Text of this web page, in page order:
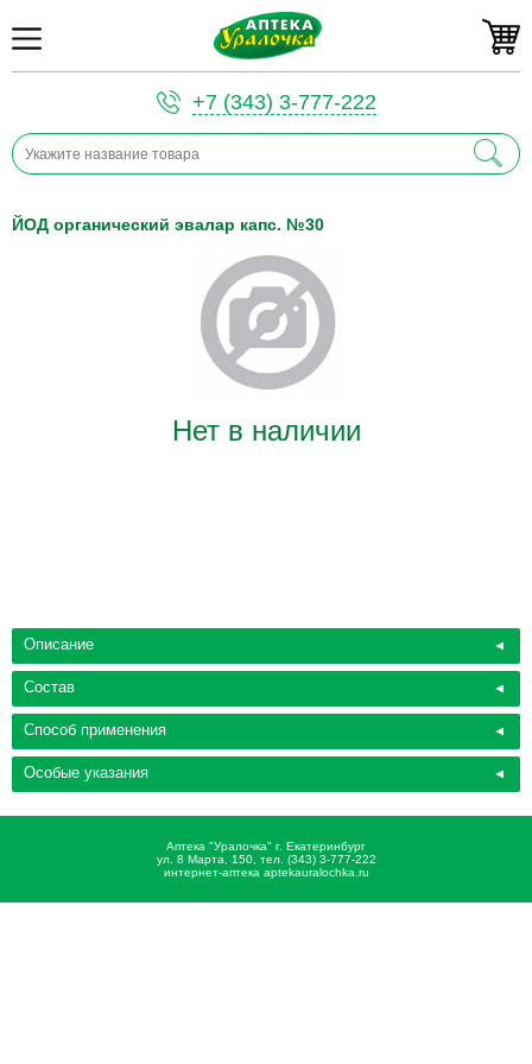
+7 (343) 3-777-222
ЙОД органический эвалар капс. №30
Нет в наличии
Описание
Состав
Способ применения
Особые указания
Аптека "Уралочка" г. Екатеринбург
ул. 8 Марта, 150, тел. (343) 3-777-222
интернет-аптека aptekauralochka.ru